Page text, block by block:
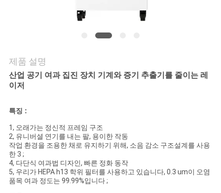
청
하
다
사
이
트
제품 설명
산업 공기 여과 집진 장치 기계와 증기 추출기를 줄이는 레
이저
특징 :
1, 오래가는 정신적 프레임 구조
2, 유니버셜 연기를 내는 팔, 용이한 작동
작업 환경을 조용한 채로 유지하기 위해, 소음 감소 구조설계를 사용
한 3 ;
4, 다단식 여과법 디자인, 빠른 정화 동작
5, 우리가 HEPA h13 학위 필터를 사용하고 있습니다, 0.3 um이 오염
품목 여과 정도는 99.99%입니다 ;